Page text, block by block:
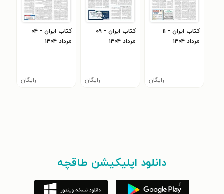
کتاب ایران - ۱۱
مرداد ۱۴۰۴
رایگان
کتاب ایران - ۰۹
مرداد ۱۴۰۴
رایگان
کتاب ایران - ۰۴
مرداد ۱۴۰۴
رایگان
دانلود اپلیکیشن طاقچه